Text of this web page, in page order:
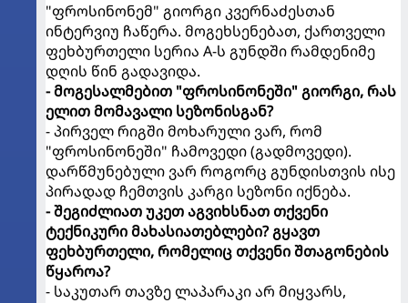
"ფროსინონემ" გიორგი კვერნაძესთან
ინტერვიუ ჩაწერა. მოგეხსენებათ, ქართველი
ფეხბურთელი სერია A-ს გუნდში რამდენიმე
დღის წინ გადავიდა.
- მოგესალმებით "ფროსინონეში" გიორგი, რას
ელით მომავალი სეზონისგან?
- პირველ რიგში მოხარული ვარ, რომ
"ფროსინონეში" ჩამოვედი (გადმოვედი).
დარწმუნებული ვარ როგორც გუნდისთვის ისე
პირადად ჩემთვის კარგი სეზონი იქნება.
- შეგიძლიათ უკეთ აგვიხსნათ თქვენი
ტექნიკური მახასიათებლები? გყავთ
ფეხბურთელი, რომელიც თქვენი შთაგონების
წყაროა?
- საკუთარ თავზე ლაპარაკი არ მიყვარს,